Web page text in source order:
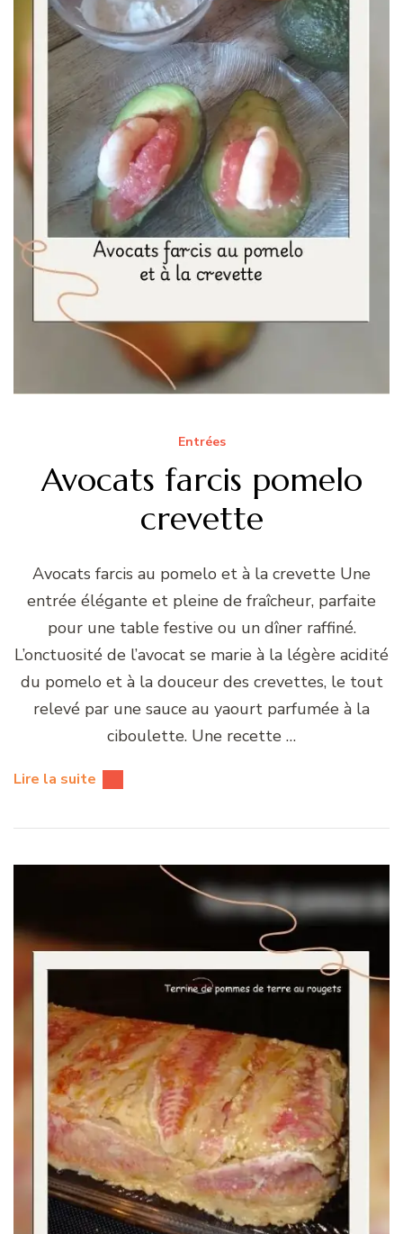
Entrées
Avocats farcis pomelo
crevette
Avocats farcis au pomelo et à la crevette Une
entrée élégante et pleine de fraîcheur, parfaite
pour une table festive ou un dîner raffiné.
L’onctuosité de l’avocat se marie à la légère acidité
du pomelo et à la douceur des crevettes, le tout
relevé par une sauce au yaourt parfumée à la
ciboulette. Une recette …
Lire la suite